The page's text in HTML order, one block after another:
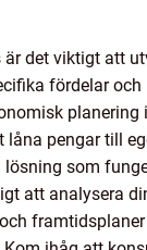
det viktigt att
fördelar och
planering
låna pengar till
som
att analysera